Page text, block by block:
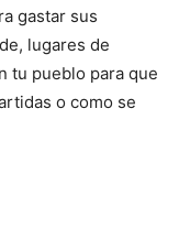
gastar sus
lugares de
tu pueblo para que
o como se